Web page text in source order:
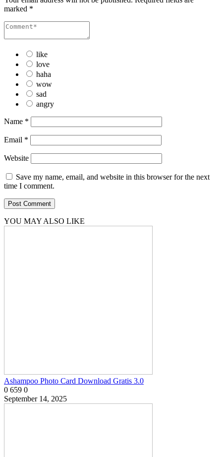
marked *
like
love
haha
wow
sad
angry
Name *
Email *
Website
Save my name, email, and website in this browser for the next
time I comment.
YOU MAY ALSO LIKE
Ashampoo Photo Card Download Gratis 3.0
0 659 0
September 14, 2025